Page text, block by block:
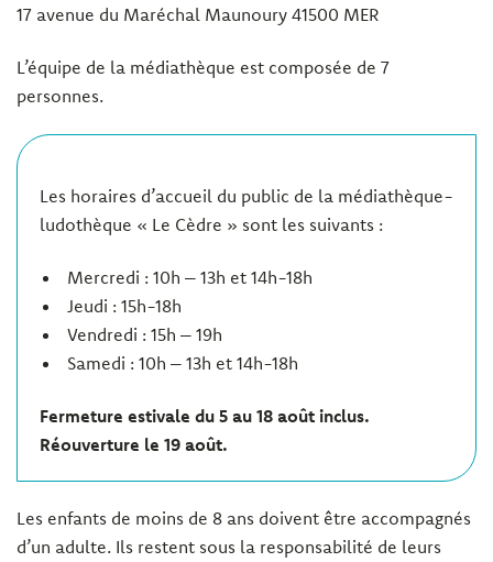
17 avenue du Maréchal Maunoury 41500 MER
L’équipe de la médiathèque est composée de 7
personnes.
Les horaires d’accueil du public de la médiathèque-
ludothèque « Le Cèdre » sont les suivants :
Mercredi : 10h – 13h et 14h-18h
Jeudi : 15h-18h
Vendredi : 15h – 19h
Samedi : 10h – 13h et 14h-18h
Fermeture estivale du 5 au 18 août inclus.
Réouverture le 19 août.
Les enfants de moins de 8 ans doivent être accompagnés
d’un adulte. Ils restent sous la responsabilité de leurs